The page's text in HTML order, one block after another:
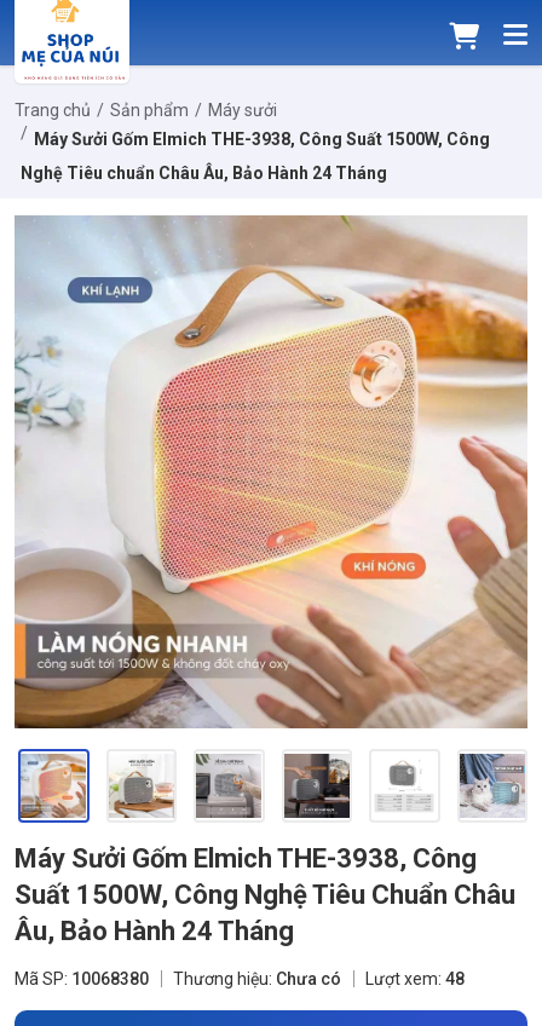
Trang chủ Sản phẩm
Máy sưởi
Máy Sưởi Gốm Elmich THE-3938, Công Suất 1500W, Công
Nghệ Tiêu chuẩn Châu Âu, Bảo Hành 24 Tháng
Máy Sưởi Gốm Elmich THE-3938, Công
Suất 1500W, Công Nghệ Tiêu Chuẩn Châu
Âu, Bảo Hành 24 Tháng
Mã SP: 10068380 Thương hiệu: Chưa có Lượt xem: 48